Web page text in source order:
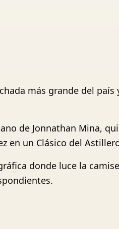
más grande del
de Jonnathan Mina,
en un Clásico del
donde luce la